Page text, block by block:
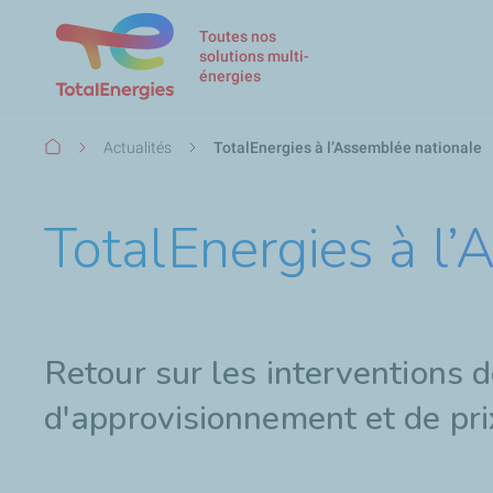
Toutes nos
solutions multi-
énergies
Fil
Actualités TotalEnergies à l’Assemblée nationale
TotalEnergies à
Retour sur les interventions
d'approvisionnement et de